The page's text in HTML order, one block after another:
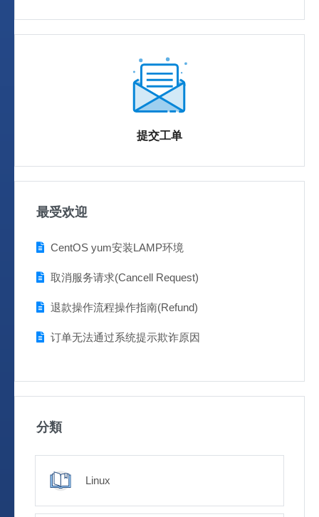
提交工单
最受欢迎
CentOS yum安装LAMP环境
取消服务请求(Cancell Request)
退款操作流程操作指南(Refund)
订单无法通过系统提示欺诈原因
分類
Linux